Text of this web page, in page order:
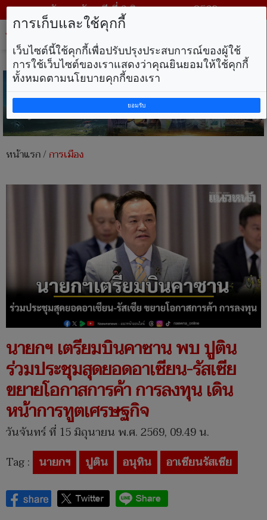
วันพฤหัสบดี ที่ 6 สิงหาคม พ.ศ. 2569
หน้าแรก/การเมือง
นายกฯ เตรียมบินคาซาน พบ ปูติน
ร่วมประชุมสุดยอดอาเซียน-รัสเซีย
ขยายโอกาสการค้า การลงทุน เดิน
หน้าการทูตเศรษฐกิจ
วันจันทร์ ที่ 15 มิถุนายน พ.ศ. 2569, 09.49 น.
Tag : นายกฯ ปูติน อนุทิน อาเซียนรัสเซีย
การเก็บและใช้คุกกี้
เว็บไซต์นี้ใช้คุกกี้เพื่อปรับปรุงประสบการณ์ของผู้ใช้
การใช้เว็บไซต์ของเราแสดงว่าคุณยินยอมให้ใช้คุกกี้
ทั้งหมดตามนโยบายคุกกี้ของเรา
ยอมรับ